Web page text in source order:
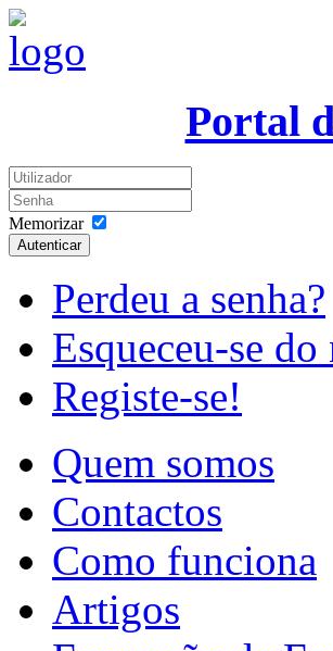
Portal
Memorizar
Autenticar
Perdeu a senha?
Esqueceu-se
Registe-se!
Quem somos
Contactos
Como funciona
Artigos